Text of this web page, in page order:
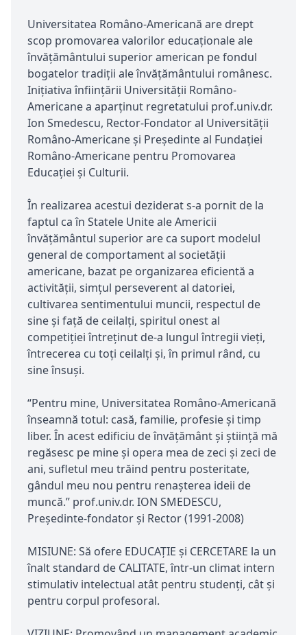
Universitatea Româno-Americană are drept
scop promovarea valorilor educaționale ale
învățământului superior american pe fondul
bogatelor tradiții ale învățământului românesc.
Inițiativa înființării Universității Româno-
Americane a aparținut regretatului prof.univ.dr.
Ion Smedescu, Rector-Fondator al Universității
Româno-Americane și Președinte al Fundației
Româno-Americane pentru Promovarea
Educației și Culturii.
În realizarea acestui deziderat s-a pornit de la
faptul ca în Statele Unite ale Americii
învățământul superior are ca suport modelul
general de comportament al societății
americane, bazat pe organizarea eficientă a
activității, simțul perseverent al datoriei,
cultivarea sentimentului muncii, respectul de
sine și față de ceilalți, spiritul onest al
competiției întreținut de-a lungul întregii vieți,
întrecerea cu toți ceilalți și, în primul rând, cu
sine însuși.
“Pentru mine, Universitatea Româno-Americană
înseamnă totul: casă, familie, profesie și timp
liber. În acest edificiu de învățământ și știință mă
regăsesc pe mine și opera mea de zeci și zeci de
ani, sufletul meu trăind pentru posteritate,
gândul meu nou pentru renașterea ideii de
muncă.” prof.univ.dr. ION SMEDESCU,
Președinte-fondator și Rector (1991-2008)
MISIUNE: Să ofere EDUCAȚIE și CERCETARE la un
înalt standard de CALITATE, într-un climat intern
stimulativ intelectual atât pentru studenți, cât și
pentru corpul profesoral.